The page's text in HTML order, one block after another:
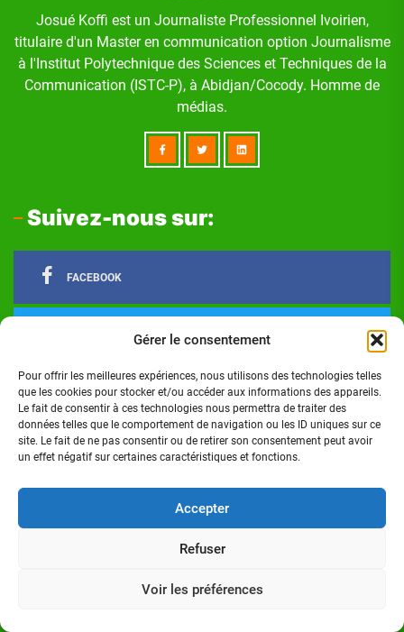
Gérer le consentement
Pour offrir les meilleures expériences, nous utilisons des technologies telles
que les cookies pour stocker et/ou accéder aux informations des appareils.
Le fait de consentir à ces technologies nous permettra de traiter des
données telles que le comportement de navigation ou les ID uniques sur ce
site. Le fait de ne pas consentir ou de retirer son consentement peut avoir
un effet négatif sur certaines caractéristiques et fonctions.
Accepter
Refuser
Voir les préférences
Josué Koffi est un Journaliste Professionnel Ivoirien,
titulaire d'un Master en communication option Journalisme
à l'Institut Polytechnique des Sciences et Techniques de la
Communication (ISTC-P), à Abidjan/Cocody. Homme de
médias.
Suivez-nous sur:
FACEBOOK
LINKEDIN
INSTAGRAM
Actualités CinémaÉducation Services
Copyright © 2024 - Réalisé par Digital G I Tous droits